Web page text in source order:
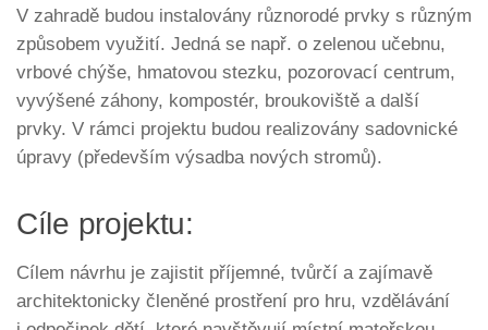
V zahradě budou instalovány různorodé prvky s různým
způsobem využití. Jedná se např. o zelenou učebnu,
vrbové chýše, hmatovou stezku, pozorovací centrum,
vyvýšené záhony, kompostér, broukoviště a další
prvky. V rámci projektu budou realizovány sadovnické
úpravy (především výsadba nových stromů).
Cíle projektu:
Cílem návrhu je zajistit příjemné, tvůrčí a zajímavě
architektonicky členěné prostření pro hru, vzdělávání